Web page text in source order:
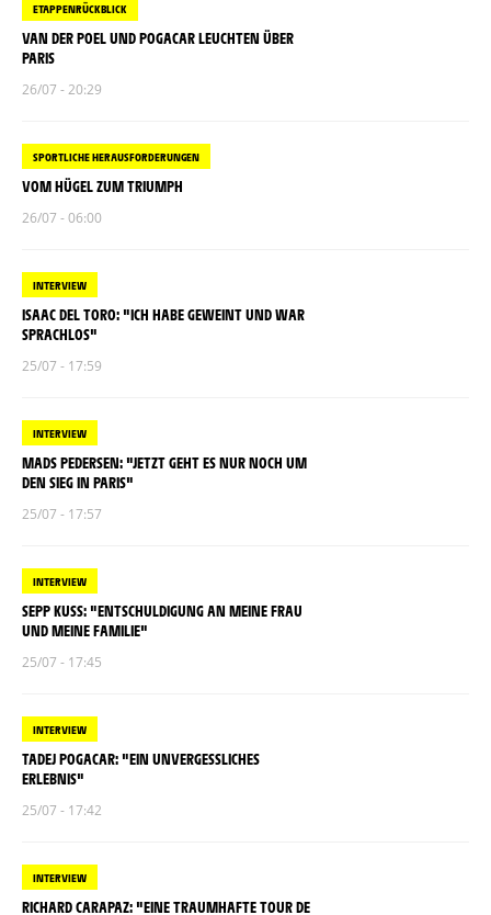
ETAPPENRÜCKBLICK
VAN DER POEL UND POGACAR LEUCHTEN ÜBER
PARIS
26/07 - 20:29
SPORTLICHE HERAUSFORDERUNGEN
VOM HÜGEL ZUM TRIUMPH
26/07 - 06:00
INTERVIEW
ISAAC DEL TORO: "ICH HABE GEWEINT UND WAR
SPRACHLOS"
25/07 - 17:59
INTERVIEW
MADS PEDERSEN: "JETZT GEHT ES NUR NOCH UM
DEN SIEG IN PARIS"
25/07 - 17:57
INTERVIEW
SEPP KUSS: "ENTSCHULDIGUNG AN MEINE FRAU
UND MEINE FAMILIE"
25/07 - 17:45
INTERVIEW
TADEJ POGACAR: "EIN UNVERGESSLICHES
ERLEBNIS"
25/07 - 17:42
INTERVIEW
RICHARD CARAPAZ: "EINE TRAUMHAFTE TOUR DE